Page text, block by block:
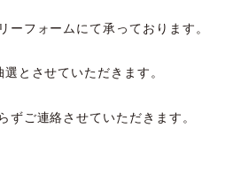
ーフォームにて承っております。
とさせていただきます。
ずご連絡させていただきます。